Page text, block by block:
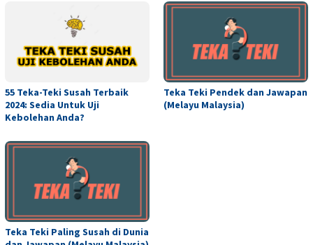
55 Teka-Teki Susah Terbaik
2024: Sedia Untuk Uji
Kebolehan Anda?
Teka Teki Pendek dan Jawapan
(Melayu Malaysia)
Teka Teki Paling Susah di Dunia